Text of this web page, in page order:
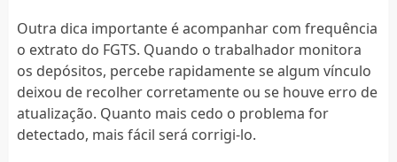
Outra dica importante é acompanhar com frequência
o extrato do FGTS. Quando o trabalhador monitora
os depósitos, percebe rapidamente se algum vínculo
deixou de recolher corretamente ou se houve erro de
atualização. Quanto mais cedo o problema for
detectado, mais fácil será corrigi-lo.